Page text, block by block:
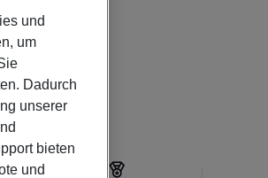
und
um
Dadurch
unserer
bieten
und